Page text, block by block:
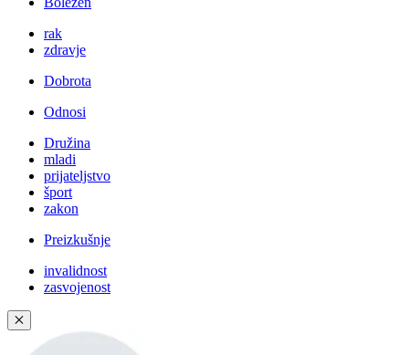
rak
zdravje
Dobrota
Odnosi
Družina
mladi
prijateljstvo
šport
zakon
Preizkušnje
invalidnost
zasvojenost
✕